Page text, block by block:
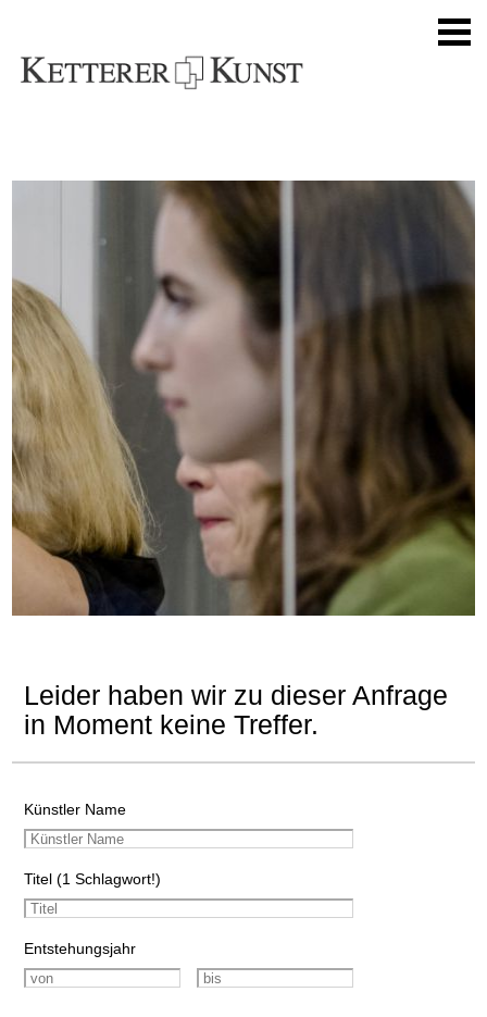
Leider haben wir zu dieser Anfrage
in Moment keine Treffer.
Künstler Name
Titel (1 Schlagwort!)
Entstehungsjahr